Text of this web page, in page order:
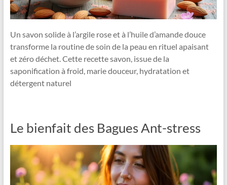
Un savon solide à l’argile rose et à l’huile d’amande douce
transforme la routine de soin de la peau en rituel apaisant
et zéro déchet. Cette recette savon, issue de la
saponification à froid, marie douceur, hydratation et
détergent naturel
Le bienfait des Bagues Ant-stress